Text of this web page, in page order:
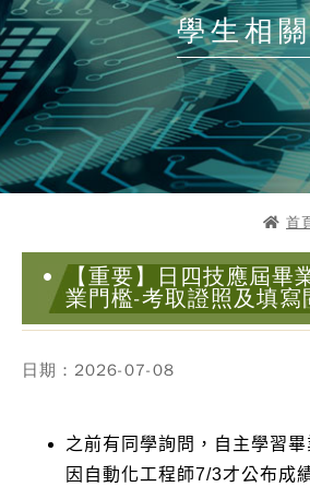
學生相
首
【重要】日四技應屆畢
業門檻-考取證照及填寫
日期：2026-07-08
之前有同學詢問，自主學習畢
因自動化工程師7/3才公布成